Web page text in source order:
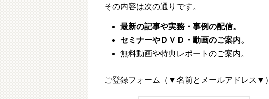
その内容は次の通りです。
最新の記事や実務・事例の配信。
セミナーやＤＶＤ・動画のご案内。
無料動画や特典レポートのご案内。
ご登録フォーム（▼名前とメールアドレス▼）